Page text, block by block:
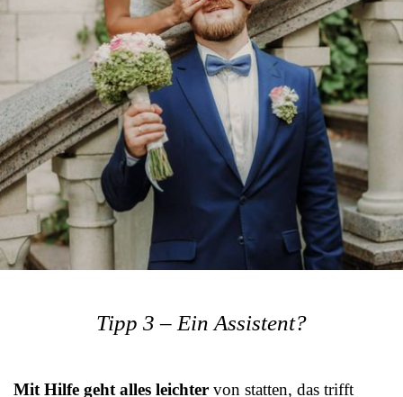
Tipp 3 – Ein Assistent?
Mit Hilfe geht alles leichter von statten, das trifft